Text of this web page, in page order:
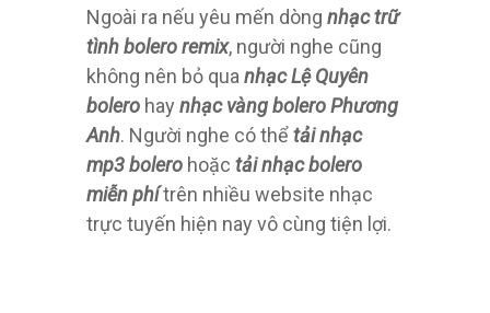
Ngoài ra nếu yêu mến dòng nhạc trữ
tình bolero remix, người nghe cũng
không nên bỏ qua nhạc Lệ Quyên
bolero hay nhạc vàng bolero Phương
Anh. Người nghe có thểtải nhạc
mp3 bolero hoặc tải nhạc bolero
miễn phítrên nhiều website nhạc
trực tuyến hiện nay vô cùng tiện lợi.